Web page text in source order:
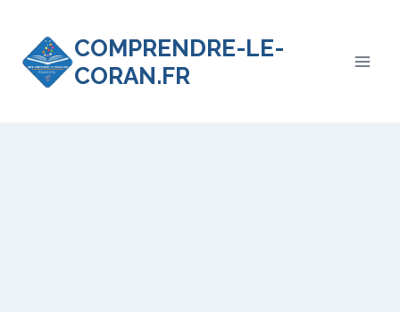
COMPRENDRE-LE-
CORAN.FR